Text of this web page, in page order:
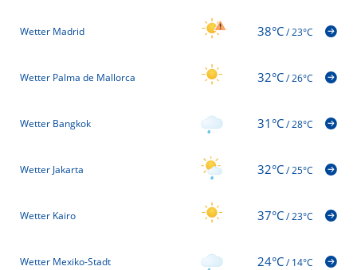
Wetter Madrid 38°C/23°C
Wetter Palma de Mallorca 32°C/26°C
Wetter Bangkok 31°C/28°C
Wetter Jakarta 32°C/25°C
Wetter Kairo 37°C/23°C
Wetter Mexiko-Stadt 24°C/14°C